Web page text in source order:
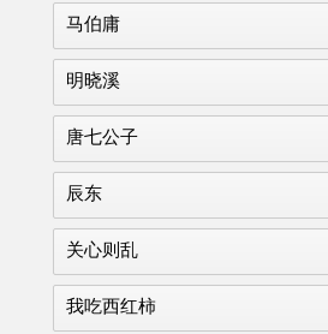
马伯庸
明晓溪
唐七公子
辰东
关心则乱
我吃西红柿